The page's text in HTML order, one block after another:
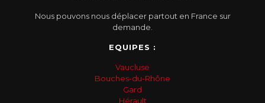
Nous pouvons nous déplacer partout en France sur
demande.
EQUIPES :
Vaucluse
Bouches-du-Rhône
Gard
Hérault